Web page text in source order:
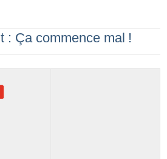
: Ça commence mal !